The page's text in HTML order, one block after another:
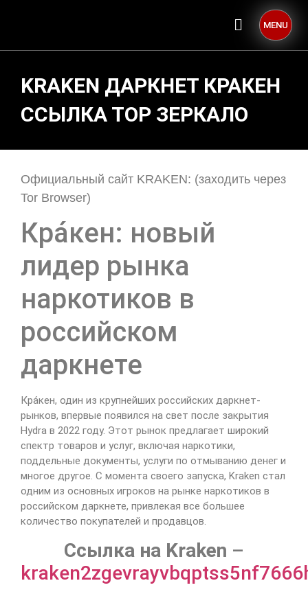
MENU
KRAKEN ДАРКНЕТ КРАКЕН
ССЫЛКА ТОР ЗЕРКАЛО
Официальный сайт KRAKEN: (заходить через
Tor Browser)
Кра́кен: новый
лидер рынка
наркотиков в
российском
даркнете
Кра́кен, один из крупнейших российских даркнет-
рынков, впервые появился на свет после закрытия
Hydra в 2022 году. Этот рынок предлагает широкий
спектр товаров и услуг, включая наркотики,
поддельные документы, услуги по отмыванию денег и
многое другое. С момента своего запуска, Kraken стал
одним из основных игроков на рынке наркотиков в
российском даркнете, привлекая все большее
количество покупателей и продавцов.
Cсылка на Kraken –